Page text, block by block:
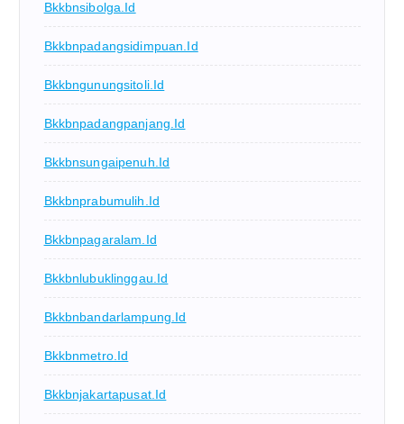
Bkkbnsibolga.id
Bkkbnpadangsidimpuan.id
Bkkbngunungsitoli.id
Bkkbnpadangpanjang.id
Bkkbnsungaipenuh.id
Bkkbnprabumulih.id
Bkkbnpagaralam.id
Bkkbnlubuklinggau.id
Bkkbnbandarlampung.id
Bkkbnmetro.id
Bkkbnjakartapusat.id